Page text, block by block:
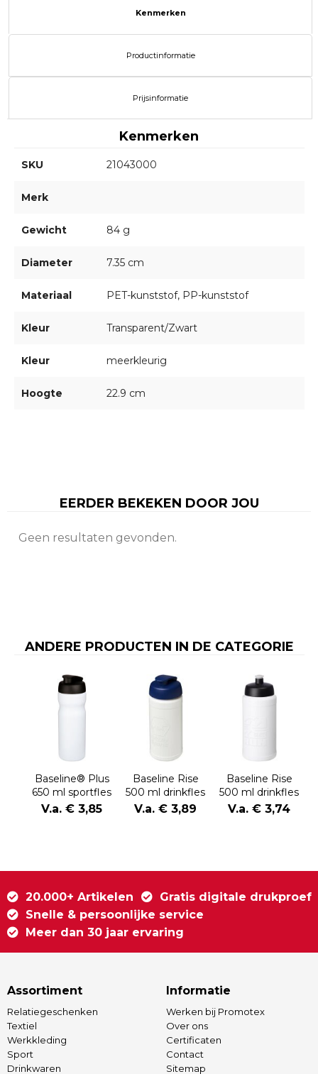
Kenmerken
Productinformatie
Prijsinformatie
Kenmerken
SKU 21043000
Merk
Gewicht 84 g
Diameter 7.35 cm
Materiaal PET-kunststof, PP-kunststof
Kleur Transparent/Zwart
Kleur meerkleurig
Hoogte 22.9 cm
EERDER BEKEKEN DOOR JOU
Geen resultaten gevonden.
ANDERE PRODUCTEN IN DE CATEGORIE
Baseline® Plus
650 ml sportfles
met
kanteldeksel
V.a. € 3,85
Baseline Rise
500 ml drinkfles
met klapdeksel
V.a. € 3,89
Baseline Rise
500 ml drinkfles
V.a. € 3,74
20.000+ Artikelen
Gratis digitale drukproef
Snelle & persoonlijke service
Meer dan 30 jaar ervaring
Assortiment
Relatiegeschenken
Textiel
Werkkleding
Sport
Drinkwaren
Informatie
Werken bij Promotex
Over ons
Certificaten
Contact
Sitemap